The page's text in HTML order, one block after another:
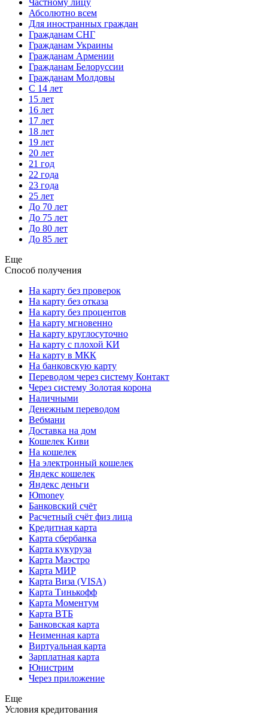
Частному лицу
Абсолютно всем
Для иностранных граждан
Гражданам СНГ
Гражданам Украины
Гражданам Армении
Гражданам Белоруссии
Гражданам Молдовы
С 14 лет
15 лет
16 лет
17 лет
18 лет
19 лет
20 лет
21 год
22 года
23 года
25 лет
До 70 лет
До 75 лет
До 80 лет
До 85 лет
Еще
Способ получения
На карту без проверок
На карту без отказа
На карту без процентов
На карту мгновенно
На карту круглосуточно
На карту с плохой КИ
На карту в МКК
На банковскую карту
Переводом через систему Контакт
Через систему Золотая корона
Наличными
Денежным переводом
Вебмани
Доставка на дом
Кошелек Киви
На кошелек
На электронный кошелек
Яндекс кошелек
Яндекс деньги
Юmoney
Банковский счёт
Расчетный счёт физ лица
Кредитная карта
Карта сбербанка
Карта кукуруза
Карта Маэстро
Карта МИР
Карта Виза (VISA)
Карта Тинькофф
Карта Моментум
Карта ВТБ
Банковская карта
Неименная карта
Виртуальная карта
Зарплатная карта
Юнистрим
Через приложение
Еще
Условия кредитования